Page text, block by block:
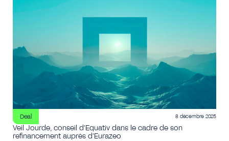
Deal 8 décembre 2025
Veil Jourde, conseil d’Equativ dans le cadre de son
refinancement auprès d’Eurazeo